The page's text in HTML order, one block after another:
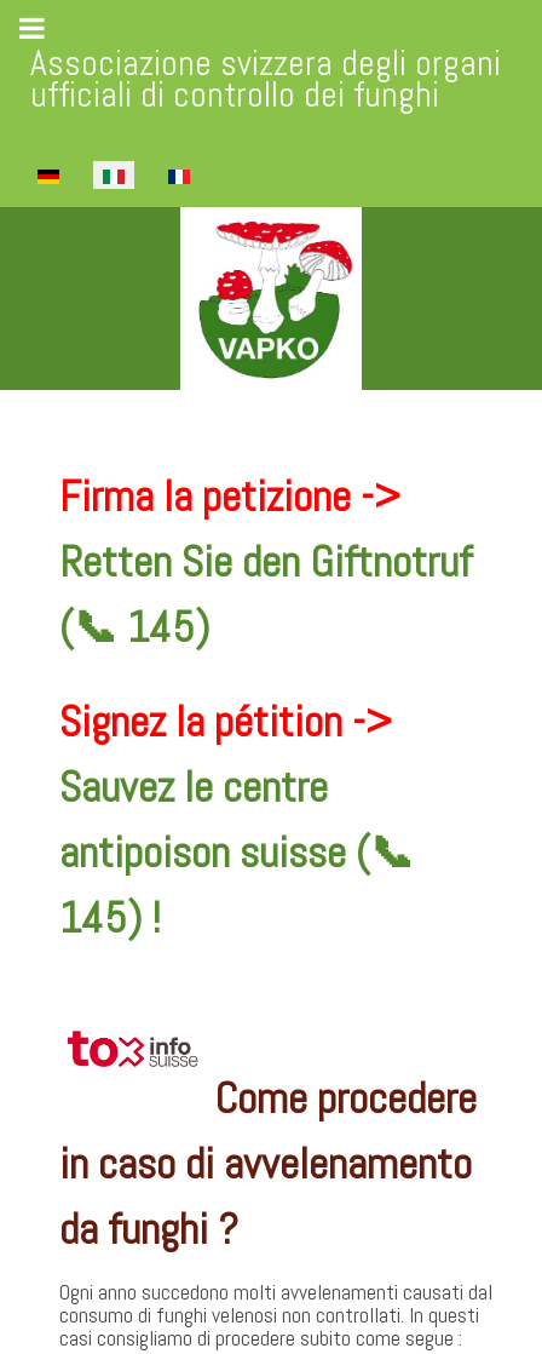
Associazione svizzera degli organi
ufficiali di controllo dei funghi
Seleziona la tua lingua
Firma la petizione ->
Retten Sie den Giftnotruf
(📞 145)
Signez la pétition ->
Sauvez le centre
antipoison suisse (📞
145) !
Come procedere
in caso di avvelenamento
da funghi ?
Ogni anno succedono molti avvelenamenti causati dal
consumo di funghi velenosi non controllati. In questi
casi consigliamo di procedere subito come segue :